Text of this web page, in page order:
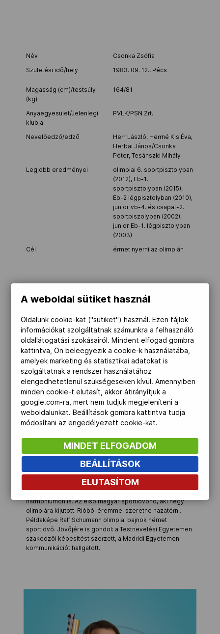
OVEP
Adatbank
Név
Csonka Zsófia
Születési idő/hely
1983. 09. 12., Pécs
Magasság (cm)/testsúly
(kg)
164/81
Anyaegyesület/Jelenlegi
klubja
PVLK/PSN Zrt.
Nevelőedző/edző
Herr László, Herrné Kis Éva,
Herbai János/Csonka
Péter, Tesánszki Mihály
Legjobb eredményei
olimpiai 6. sportpisztolyban
(2012), Eb-1.
sportpisztolyban (2015),
Eb-2 légpisztolyban (2010),
junior vb-4. és csapat-2.
sportpiszolyban (2002),
junior Eb-1. légpisztolyban
(2003)
Cél
érmet nyerni az olimpián
koncert, kiállítás, kutyázás,
Versenyszám
25m pisztoly
Idegennyelv-ismeret
angol, spanyol
Olimpiai részvétel
Athén (26. légpisztoly, 30.
sportpisztoly), Peking (29.
légpisztoly, 32.
sportpisztoly), London (6.
sportpisztoly, 16.
légpisztoly)
Korábban úszott, teniszezett, majd bátyja – későbbi
edzője – hatására kezdett lőni. Nagyon szereti a zenét:
kilenc évig zongorázott, játszik gitáron, hegedűn és
harmóniumon is. Az első magyar sportlövőnő, aki négy
olimpiára kijutott. Rióból éremmel szeretne hazatérni.
Példaképe Ralf Schumann olimpiai bajnok német
sportlövő. Jövőjére is gondol: a Testnevelési Egyetemen
szakedzői képesítést szerzett, a Madridi Egyetemen
kommunikációt hallgatott.
A weboldal sütiket használ
Oldalunk cookie-kat ("sütiket") használ. Ezen fájlok
információkat szolgáltatnak számunkra a felhasználó
oldallátogatási szokásairól. Mindent elfogad gombra
kattintva, Ön beleegyezik a cookie-k használatába,
amelyek marketing és statisztikai adatokat is
szolgáltatnak a rendszer használatához
elengedhetetlenül szükségeseken kívül. Amennyiben
minden cookie-t elutasít, akkor átirányítjuk a
google.com-ra, mert nem tudjuk megjeleníteni a
weboldalunkat. Beállítások gombra kattintva tudja
módosítani az engedélyezett cookie-kat.
MINDET ELFOGADOM
BEÁLLÍTÁSOK
ELUTASÍTOM